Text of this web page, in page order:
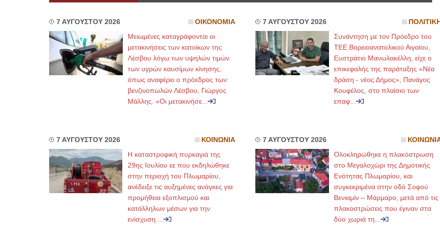
7 ΑΥΓΟΥΣΤΟΥ 2026 ΟΙΚΟΝΟΜΙΑ
Μειωμένες καταγράφονται οι
μετακινήσεις των κατοίκων της
Λέσβου λόγω των υψηλών τιμών
των υγρών καυσίμων κίνησης,
όπως αναφέρει ο πρόεδρος των
βενζινοπωλών Λέσβου, Γιώργος
Μάλλης. «Οι μετακινήσε...
7 ΑΥΓΟΥΣΤΟΥ 2026 ΠΟΛΙΤΙΚΗ
Συνάντηση με τον Πρόεδρο του
ΤΕΕ Βορειοανατολικού Αιγαίου,
Ευστράτιο Μανωλακέλλη, είχε ο
επικεφαλής της παράταξης «Νέα
δράση - νέος Δήμος», Πανάγος
Κουφέλος, στο πλαίσιο των
επαφ...
7 ΑΥΓΟΥΣΤΟΥ 2026 ΚΟΙΝΩΝΙΑ
Η καταστροφική πυρκαγιά της
29ης Ιουλίου εε που εκδηλώθηκε
στην περιοχή του Πλωμαρίου,
ανέδειξε τις αυξημένες ανάγκες για
προμήθεια εξοπλισμού και
κατάλληλων μέσων για την
ενίσχυση ...
7 ΑΥΓΟΥΣΤΟΥ 2026
Ολοκληρώθηκε η πλακόστρωση
στο Μεγαλοχώρι της Δημοτικής
Ενότητας Πλωμαρίου, και
συγκεκριμένα στην οδό Σοφού
Βενιαμίν – Μάρμαρο, μετά από τις
πλακοστρώσεις που έγιναν στα
δύο χωριά τη...